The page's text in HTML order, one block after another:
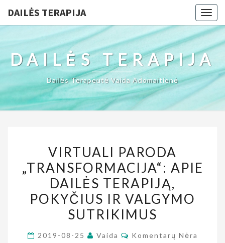
DAILĖS TERAPIJA
DAILĖS TERAPIJA
Dailės Terapeutė Vaida Adomaitienė
PARODA
„TRANSFORMACIJA“:
APIE
DAILĖS
TERAPIJĄ,
POKYČIUS
IR
VIRTUALI PARODA
„TRANSFORMACIJA“: APIE
DAILĖS TERAPIJĄ,
POKYČIUS IR VALGYMO
SUTRIKIMUS
2019-08-25 Vaida Komentarai
Komentarų Nėra